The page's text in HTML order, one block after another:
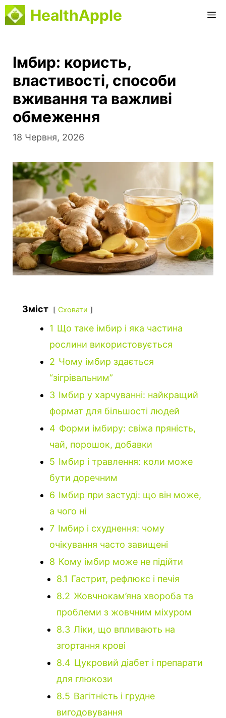
Перейти
до
HealthApple
Імбир: користь,
властивості, способи
вживання та важливі
обмеження
18 Червня, 2026
Зміст Сховати
1 Що таке імбир і яка частина
рослини використовується
2 Чому імбир здається
“зігрівальним”
3 Імбир у харчуванні: найкращий
формат для більшості людей
4 Форми імбиру: свіжа пряність,
чай, порошок, добавки
5 Імбир і травлення: коли може
бути доречним
6 Імбир при застуді: що він може,
а чого ні
7 Імбир і схуднення: чому
очікування часто завищені
8 Кому імбир може не підійти
8.1 Гастрит, рефлюкс і печія
8.2 Жовчнокам’яна хвороба та
проблеми з жовчним міхуром
8.3 Ліки, що впливають на
згортання крові
8.4 Цукровий діабет і препарати
для глюкози
8.5 Вагітність і грудне
вигодовування